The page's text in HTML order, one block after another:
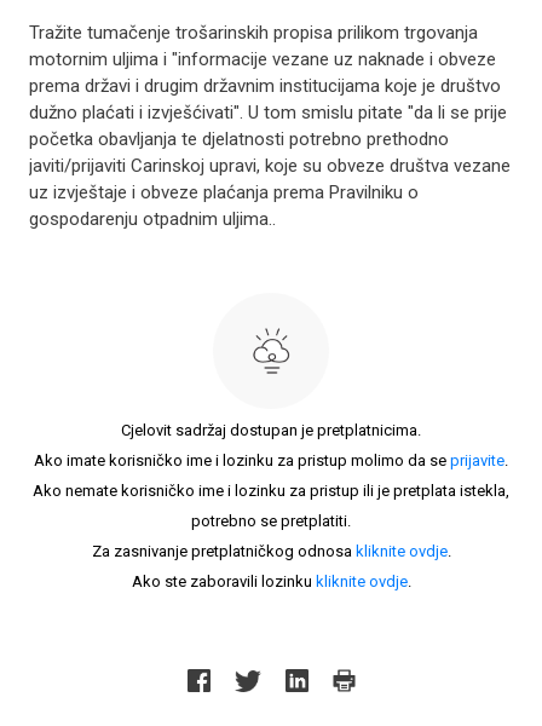
Tražite tumačenje trošarinskih propisa prilikom trgovanja
motornim uljima i "informacije vezane uz naknade i obveze
prema državi i drugim državnim institucijama koje je društvo
dužno plaćati i izvješćivati". U tom smislu pitate "da li se prije
početka obavljanja te djelatnosti potrebno prethodno
javiti/prijaviti Carinskoj upravi, koje su obveze društva vezane
uz izvještaje i obveze plaćanja prema Pravilniku o
gospodarenju otpadnim uljima..
Cjelovit sadržaj dostupan je pretplatnicima.
Ako imate korisničko ime i lozinku za pristup molimo da se prijavite.
Ako nemate korisničko ime i lozinku za pristup ili je pretplata istekla,
potrebno se pretplatiti.
Za zasnivanje pretplatničkog odnosa kliknite ovdje.
Ako ste zaboravili lozinku kliknite ovdje.